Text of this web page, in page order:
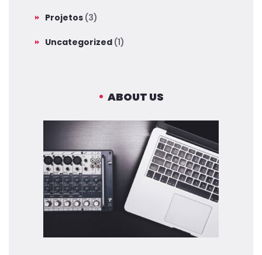
Projetos (3)
Uncategorized (1)
ABOUT US